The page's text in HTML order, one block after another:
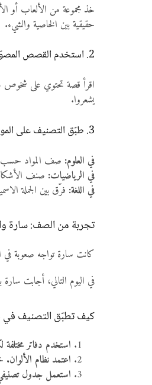
خذ مجموعة من الألعاب أو
حقيقية بين الخاصية والشيء.
2. استخدم القصص المصوّرة
اقرأ قصة تحتوي على شخوص
يشعروا.
3. طبّق التصنيف على المواد الدراسية
في العلوم: صف المواد حسب
في الرياضيات: صنف
في اللغة: فرّق بين الجملة
تجربة من الصف: سارة
كانت سارة تواجه صعوبة في
في اليوم التالي، أجابت
كيف تطبّق التصنيف
استخدم دفاتر
اعتمد نظام الألوان.
استعمل جدول